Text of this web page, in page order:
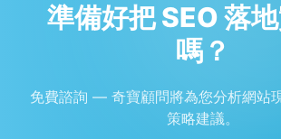
準備好把 SEO 落
嗎？
免費諮詢 — 奇寶顧問將為您分析網站
策略建議。